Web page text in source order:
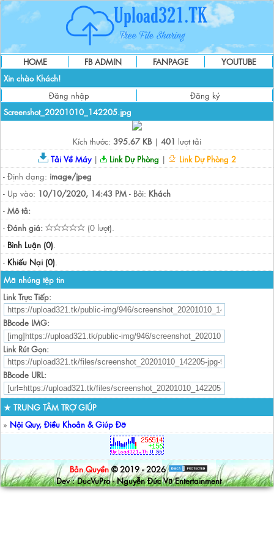
HOME FB ADMIN FANPAGE
YOUTUBE
Xin chào Khách!
Đăng nhập
Đăng ký
Screenshot_20201010_142205.jpg
Kích thước: 395.67 KB| 401 lượt tải
Tải Về Máy| Link Dự Phòng |
Link Dự Phòng 2
- Định dạng: image/jpeg
- Up vào: 10/10/2020, 14:43 PM - Bởi: Khách
- Mô tả:
- Đánh giá:
(0 lượt).
- Bình Luận (0).
- Khiếu Nại (0).
Mã nhúng tệp tin
Link Trực Tiếp:
BBcode IMG:
Link Rút Gọn:
BBcode URL:
★ TRUNG TÂM TRỢ GIÚP
» Nội Quy, Điều Khoản & Giúp Đỡ
Bản Quyền © 2019 - 2026
Dev : DucVuPro - Nguyễn Đức Vũ Entertainment